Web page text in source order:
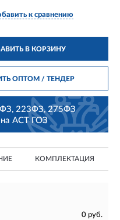
к сравнению
В КОРЗИНУ
ОПТОМ/ ТЕНДЕР
223ФЗ, 275ФЗ
на АСТ ГОЗ
КОМПЛЕКТАЦИЯ
0 руб.